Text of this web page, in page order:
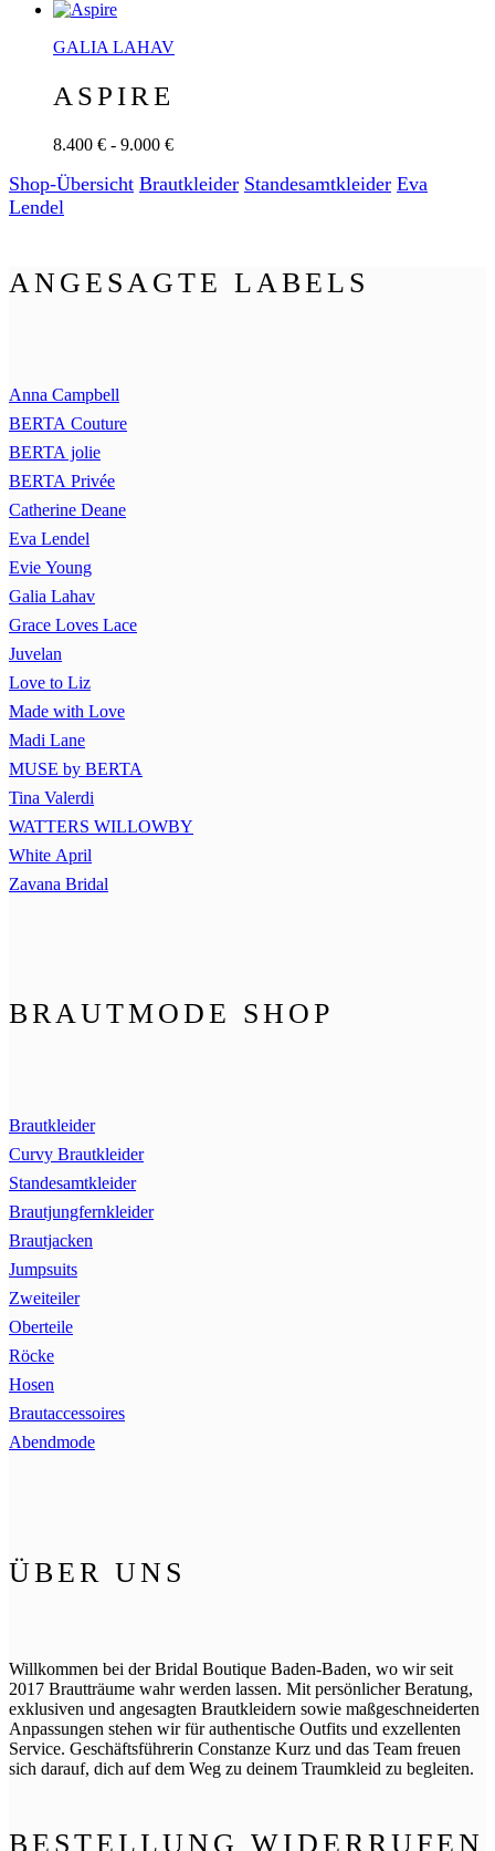
GALIA LAHAV
ASPIRE
8.400 € - 9.000 €
Shop-Übersicht Braut­kleider Standesamt­­­kleider Eva
Lendel
ANGESAGTE LABELS
Anna Campbell
BERTA Couture
BERTA jolie
BERTA Privée
Catherine Deane
Eva Lendel
Evie Young
Galia Lahav
Grace Loves Lace
Juvelan
Love to Liz
Made with Love
Madi Lane
MUSE by BERTA
Tina Valerdi
WATTERS WILLOWBY
White April
Zavana Bridal
BRAUTMODE SHOP
Brautkleider
Curvy Brautkleider
Standesamtkleider
Brautjungfernkleider
Brautjacken
Jumpsuits
Zweiteiler
Oberteile
Röcke
Hosen
Brautaccessoires
Abendmode
ÜBER UNS
Willkommen bei der Bridal Boutique Baden-Baden, wo wir seit
2017 Brautträume wahr werden lassen. Mit persönlicher Beratung,
exklusiven und angesagten Brautkleidern sowie maßgeschneiderten
Anpassungen stehen wir für authentische Outfits und exzellenten
Service. Geschäftsführerin Constanze Kurz und das Team freuen
sich darauf, dich auf dem Weg zu deinem Traumkleid zu begleiten.
BESTELLUNG WIDERRUFEN